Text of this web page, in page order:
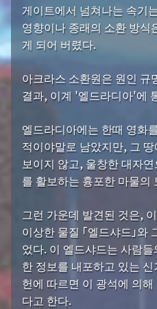
게이트에서 넘쳐나는 속기
영향이나 종래의 소환 방식
게 되어 버렸다.
아크라스 소환원은 원인 규
결과, 이계 '엘드라디아'에
엘드라디아에는 한때 영화
적이야말로 남았지만, 그
보이지 않고, 울창한 대자
를 활보하는 흉포한 마물의
그런 가운데 발견된 것은,
이상한 물질 「엘드샤드」
었다. 이 엘드샤드는 사람
한 정보를 내포하고 있는
헌에 따르면 이 광석에 의
다고 한다.